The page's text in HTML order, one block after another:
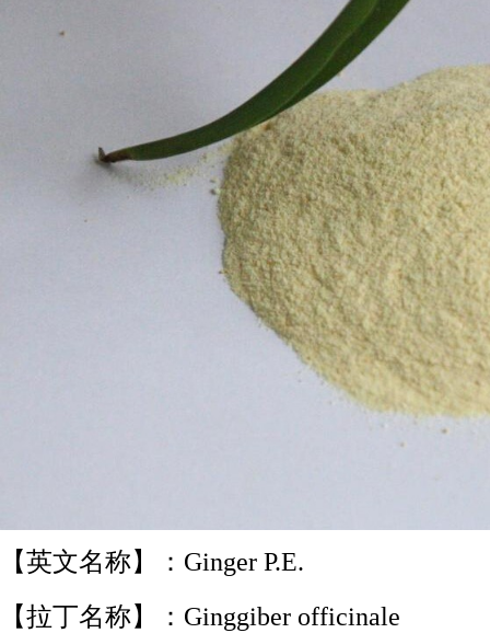
【英文名称】：Ginger P.E.
【拉丁名称】：Ginggiber officinale